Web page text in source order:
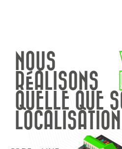
NOUS
RÉALISONS
QUELLE QUE
LOCALISATION